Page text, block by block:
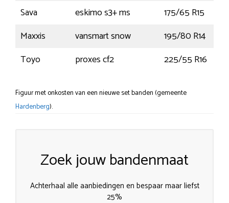
Sava
eskimo s3+ ms 175/65 R15
Maxxis
vansmart snow 195/80 R14
Toyo
proxes cf2 225/55 R16
Figuur met onkosten van een nieuwe set banden (gemeente
Hardenberg).
Zoek jouw bandenmaat
Achterhaal alle aanbiedingen en bespaar maar liefst
25%